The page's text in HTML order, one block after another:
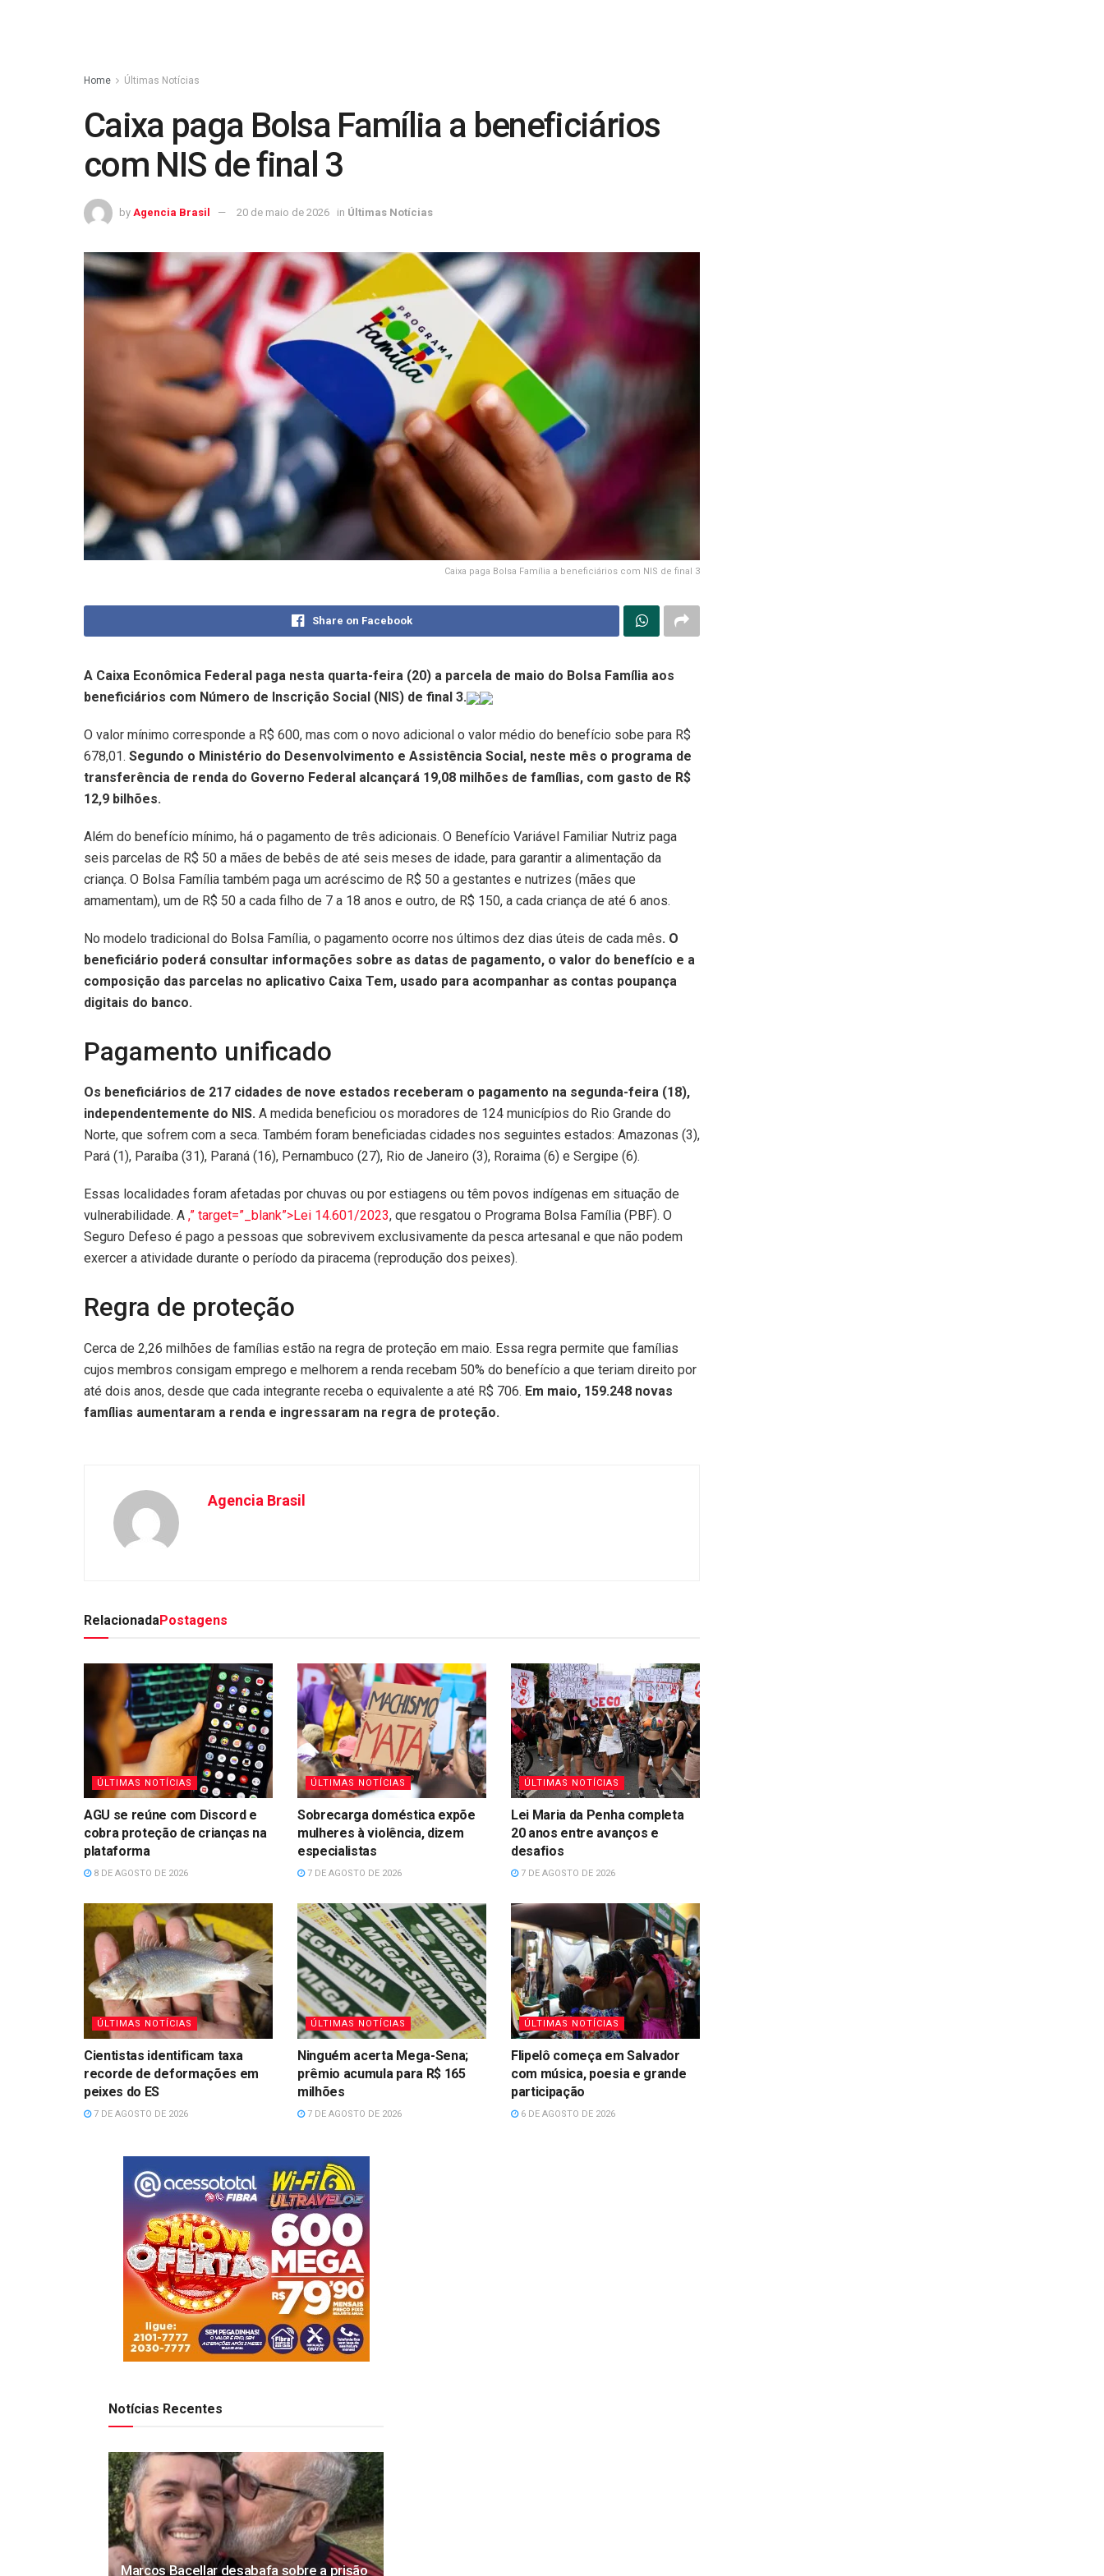
Home Últimas Notícias
Caixa paga Bolsa Família a beneficiários
com NIS de final 3
by Agencia Brasil 20 de maio de 2026 in Últimas Notícias
Caixa paga Bolsa Família a beneficiários com NIS de final 3
Share on Facebook
A Caixa Econômica Federal paga nesta quarta-feira (20) a parcela de maio do Bolsa Família aos
beneficiários com Número de Inscrição Social (NIS) de final 3.
O valor mínimo corresponde a R$ 600, mas com o novo adicional o valor médio do benefício sobe para R$
678,01. Segundo o Ministério do Desenvolvimento e Assistência Social, neste mês o programa de
transferência de renda do Governo Federal alcançará 19,08 milhões de famílias, com gasto de R$
12,9 bilhões.
Além do benefício mínimo, há o pagamento de três adicionais. O Benefício Variável Familiar Nutriz paga
seis parcelas de R$ 50 a mães de bebês de até seis meses de idade, para garantir a alimentação da
criança. O Bolsa Família também paga um acréscimo de R$ 50 a gestantes e nutrizes (mães que
amamentam), um de R$ 50 a cada filho de 7 a 18 anos e outro, de R$ 150, a cada criança de até 6 anos.
No modelo tradicional do Bolsa Família, o pagamento ocorre nos últimos dez dias úteis de cada mês. O
beneficiário poderá consultar informações sobre as datas de pagamento, o valor do benefício e a
composição das parcelas no aplicativo Caixa Tem, usado para acompanhar as contas poupança
digitais do banco.
Pagamento unificado
Os beneficiários de 217 cidades de nove estados receberam o pagamento na segunda-feira (18),
independentemente do NIS. A medida beneficiou os moradores de 124 municípios do Rio Grande do
Norte, que sofrem com a seca. Também foram beneficiadas cidades nos seguintes estados: Amazonas (3),
Pará (1), Paraíba (31), Paraná (16), Pernambuco (27), Rio de Janeiro (3), Roraima (6) e Sergipe (6).
Essas localidades foram afetadas por chuvas ou por estiagens ou têm povos indígenas em situação de
vulnerabilidade. A ,” target=”_blank”>Lei 14.601/2023, que resgatou o Programa Bolsa Família (PBF). O
Seguro Defeso é pago a pessoas que sobrevivem exclusivamente da pesca artesanal e que não podem
exercer a atividade durante o período da piracema (reprodução dos peixes).
Regra de proteção
Cerca de 2,26 milhões de famílias estão na regra de proteção em maio. Essa regra permite que famílias
cujos membros consigam emprego e melhorem a renda recebam 50% do benefício a que teriam direito por
até dois anos, desde que cada integrante receba o equivalente a até R$ 706. Em maio, 159.248 novas
famílias aumentaram a renda e ingressaram na regra de proteção.
Agencia Brasil
RelacionadaPostagens
ÚLTIMAS NOTÍCIAS
AGU se reúne com Discord e
cobra proteção de crianças na
plataforma
8 DE AGOSTO DE 2026
ÚLTIMAS NOTÍCIAS
Sobrecarga doméstica expõe
mulheres à violência, dizem
especialistas
7 DE AGOSTO DE 2026
ÚLTIMAS NOTÍCIAS
Lei Maria da Penha completa
20 anos entre avanços e
desafios
7 DE AGOSTO DE 2026
ÚLTIMAS NOTÍCIAS
Cientistas identificam taxa
recorde de deformações em
peixes do ES
7 DE AGOSTO DE 2026
ÚLTIMAS NOTÍCIAS
Ninguém acerta Mega-Sena;
prêmio acumula para R$ 165
milhões
7 DE AGOSTO DE 2026
ÚLTIMAS NOTÍCIAS
Flipelô começa em Salvador
com música, poesia e grande
participação
6 DE AGOSTO DE 2026
Notícias Recentes
Marcos Bacellar desabafa sobre a prisão